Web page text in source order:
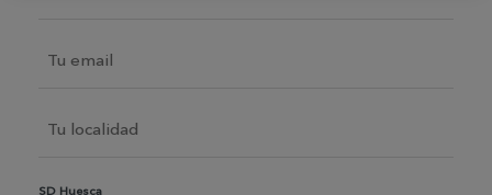
SD Huesca